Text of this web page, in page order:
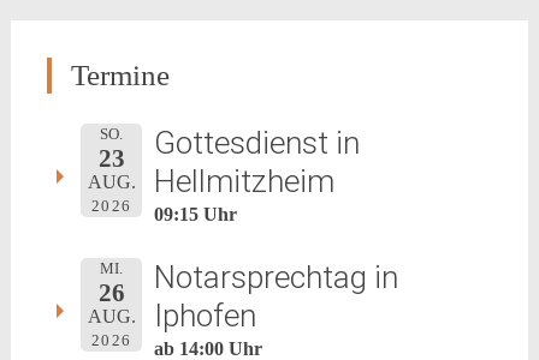
Termine
SO.
23
AUG.
2026
Gottesdienst in
Hellmitzheim
09:15 Uhr
MI.
26
AUG.
2026
Notarsprechtag in
Iphofen
ab 14:00 Uhr